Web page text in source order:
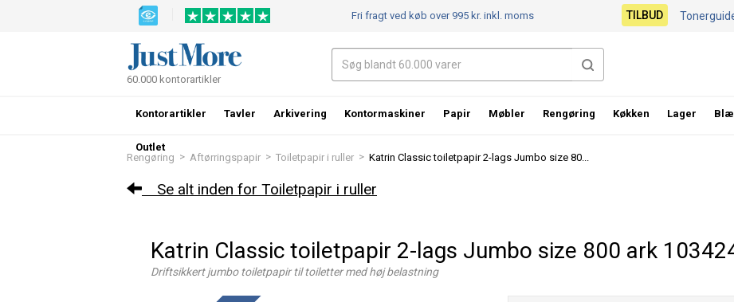
Rengøring > Aftørringspapir > Toiletpapir i ruller > Katrin Classic toiletpapir 2-lags Jumbo size 80...
Se alt inden for Toiletpapir i ruller
Katrin Classic toiletpapir 2-lags Jumbo size 800 ark
Driftsikkert jumbo toiletpapir til toiletter med høj belastning
Fri fragt ved køb over 995 kr.inkl. moms TILBUD
60.000 kontorartikler
Kontorartikler Tavler Arkivering Kontormaskiner Papir Møbler Rengøring Køkken Lager
Outlet